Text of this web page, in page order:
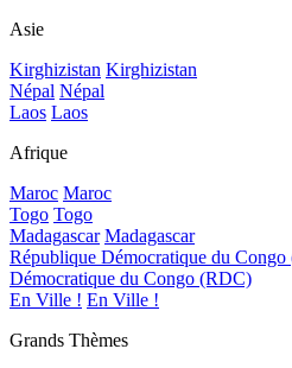
Asie
Kirghizistan Kirghizistan
Népal Népal
Laos Laos
Afrique
Maroc Maroc
Togo Togo
Madagascar Madagascar
République Démocratique du
Démocratique du Congo (RDC)
En Ville ! En Ville !
Grands Thèmes